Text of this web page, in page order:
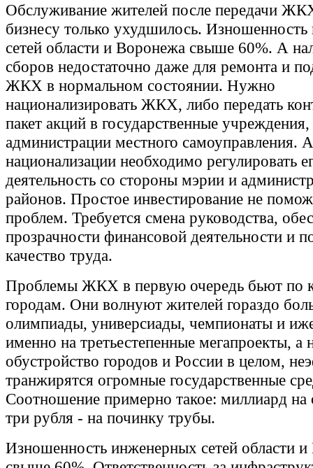
Обслуживание жителей после передачи
бизнесу только ухудшилось.
сетей области и Воронежа свыше 60%. А
сборов недостаточно даже для ремонта и
ЖКХ в нормальном состоянии. Нужно
национализировать ЖКХ, либо передать
пакет акций в государственные учреждения,
администрации местного самоуправления.
национализации необходимо регулировать
деятельность со стороны мэрии и
районов. Простое инвестирование не
проблем. Требуется смена руководства,
прозрачности финансовой деятельности и
качество труда.
Проблемы ЖКХ в первую очередь бьют по
городам. Они волнуют жителей гораздо
олимпиады, универсиады, чемпионаты и
именно на третьестепенные мегапроекты, а
обустройство городов и России в целом,
транжирятся огромные государственные
Соотношение примерно такое: миллиард на
три рубля - на починку трубы.
Изношенность инженерных сетей области